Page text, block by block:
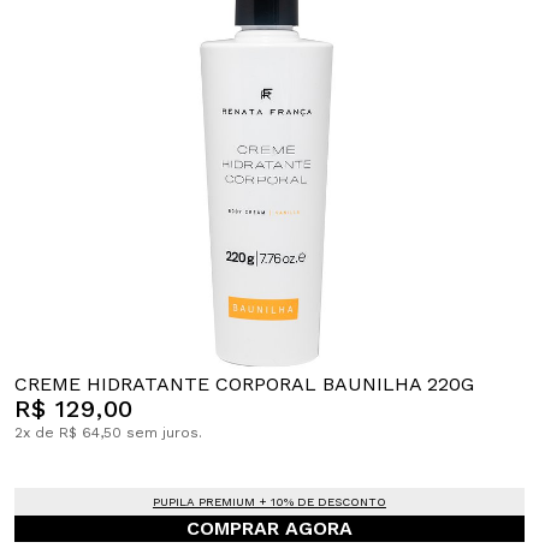
CREME HIDRATANTE CORPORAL BAUNILHA 220G
R$ 129,00
2x de R$ 64,50 sem juros.
PUPILA PREMIUM + 10% DE DESCONTO
COMPRAR AGORA